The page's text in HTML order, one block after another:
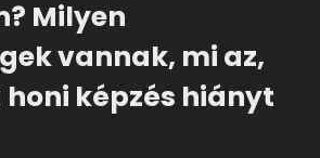
Milyen
vannak, mi az,
képzés hiányt